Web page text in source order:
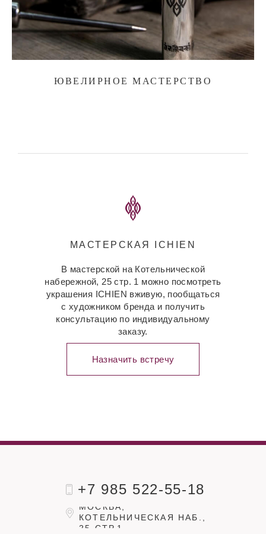
ЮВЕЛИРНОЕ МАСТЕРСТВО
МАСТЕРСКАЯ ICHIEN
В мастерской на Котельнической
набережной, 25 стр. 1 можно посмотреть
украшения ICHIEN вживую, пообщаться
с художником бренда и получить
консультацию по индивидуальному
заказу.
Назначить встречу
+7 985 522-55-18
МОСКВА,
КОТЕЛЬНИЧЕСКАЯ НАБ.,
25 СТР.1